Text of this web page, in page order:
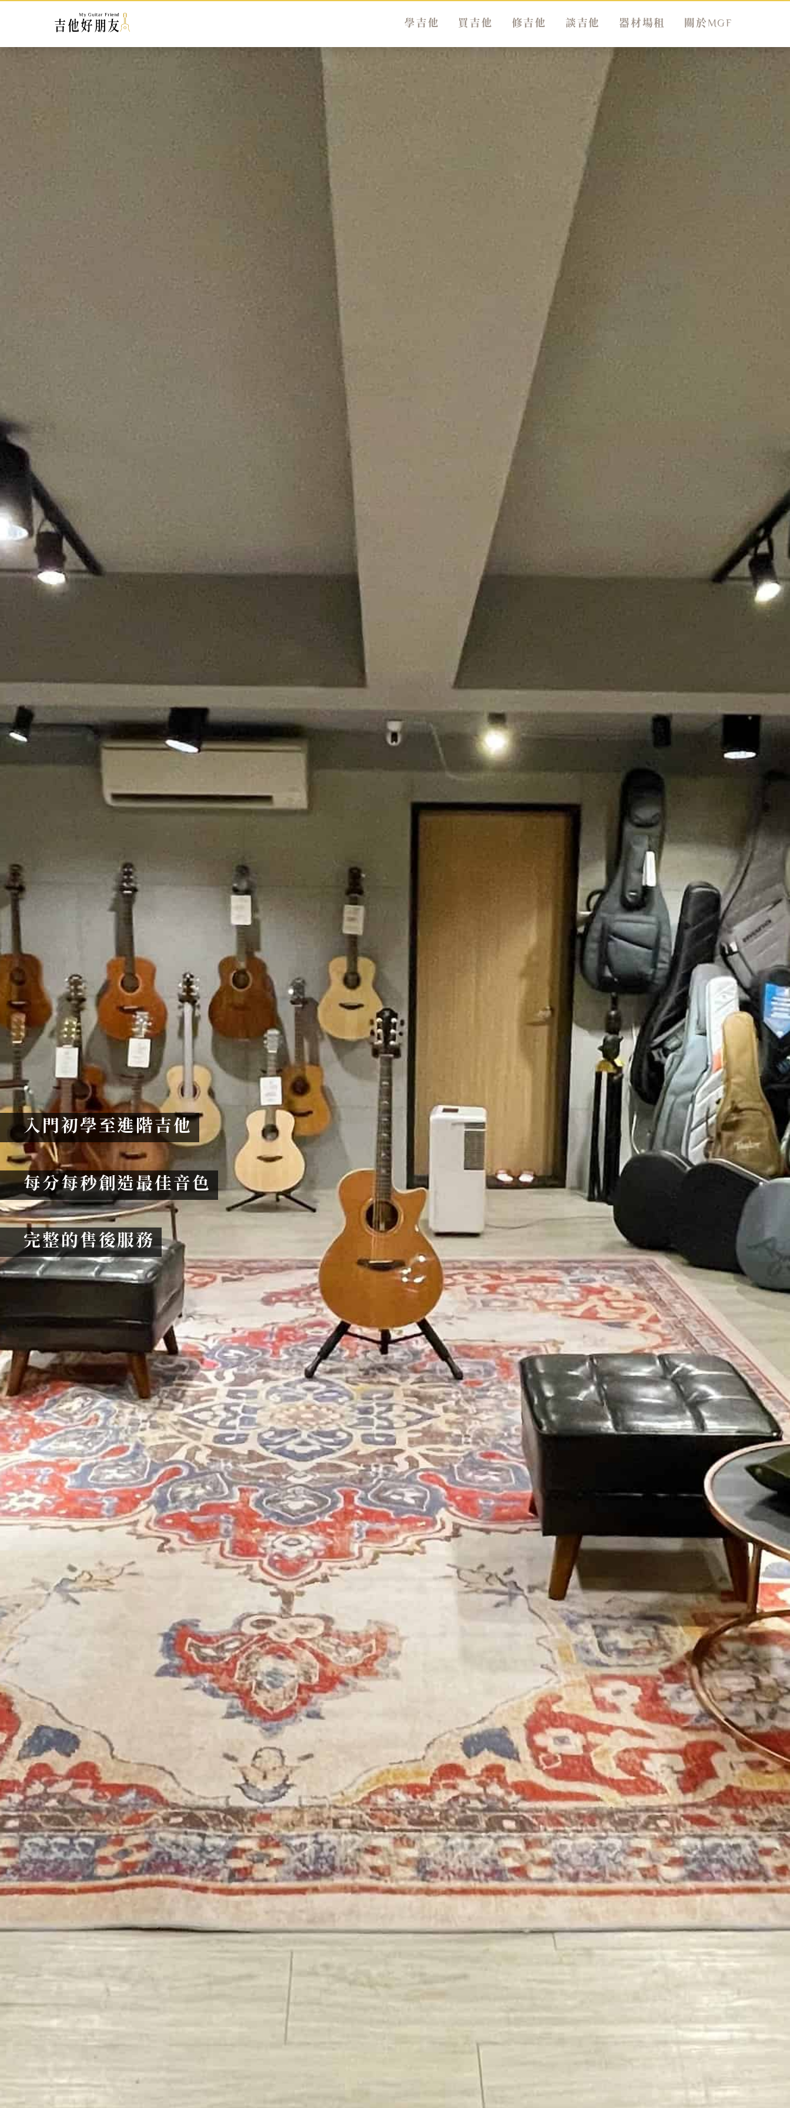
學吉他 買吉他 修吉他 談吉他 器材場租 關於MGF
入門初學至進階吉他
每分每秒創造最佳音色
完整的售後服務